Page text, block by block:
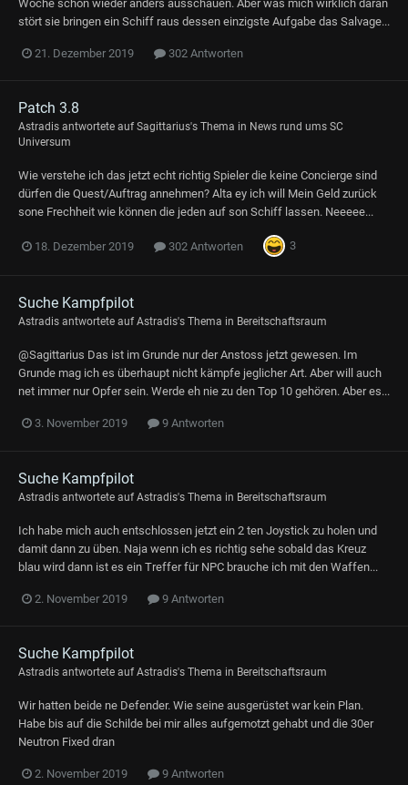
Woche schon wieder anders ausschauen. Aber was mich wirklich daran
stört sie bringen ein Schiff raus dessen einzigste Aufgabe das Salvage...
21. Dezember 2019 302 Antworten
Patch 3.8
Astradis antwortete aufSagittarius's Thema in News rund ums SC
Universum
Wie verstehe ich das jetzt echt richtig Spieler die keine Concierge sind
dürfen die Quest/Auftrag annehmen? Alta ey ich will Mein Geld zurück
sone Frechheit wie können die jeden auf son Schiff lassen. Neeeee...
18. Dezember 2019 302 Antworten 3
Suche Kampfpilot
Astradis antwortete aufAstradis's Thema in Bereitschaftsraum
@Sagittarius Das ist im Grunde nur der Anstoss jetzt gewesen. Im
Grunde mag ich es überhaupt nicht kämpfe jeglicher Art. Aber will auch
net immer nur Opfer sein. Werde eh nie zu den Top 10 gehören. Aber es...
3. November 2019 9 Antworten
Suche Kampfpilot
Astradis antwortete aufAstradis's Thema in Bereitschaftsraum
Ich habe mich auch entschlossen jetzt ein 2 ten Joystick zu holen und
damit dann zu üben. Naja wenn ich es richtig sehe sobald das Kreuz
blau wird dann ist es ein Treffer für NPC brauche ich mit den Waffen...
2. November 2019 9 Antworten
Suche Kampfpilot
Astradis antwortete aufAstradis's Thema in Bereitschaftsraum
Wir hatten beide ne Defender. Wie seine ausgerüstet war kein Plan.
Habe bis auf die Schilde bei mir alles aufgemotzt gehabt und die 30er
Neutron Fixed dran
2. November 2019 9 Antworten